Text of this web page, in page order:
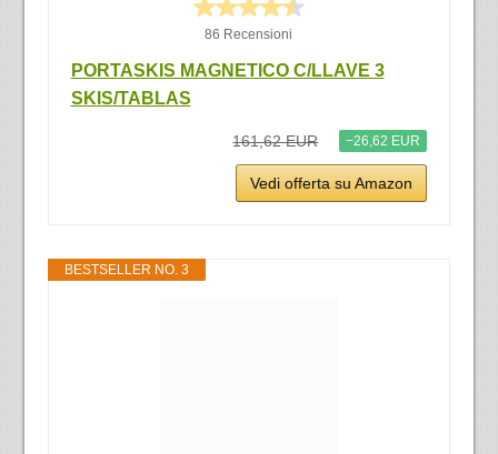
86 Recensioni
PORTASKIS MAGNETICO C/LLAVE 3
SKIS/TABLAS
161,62 EUR −26,62 EUR
Vedi offerta su Amazon
BESTSELLER NO. 3